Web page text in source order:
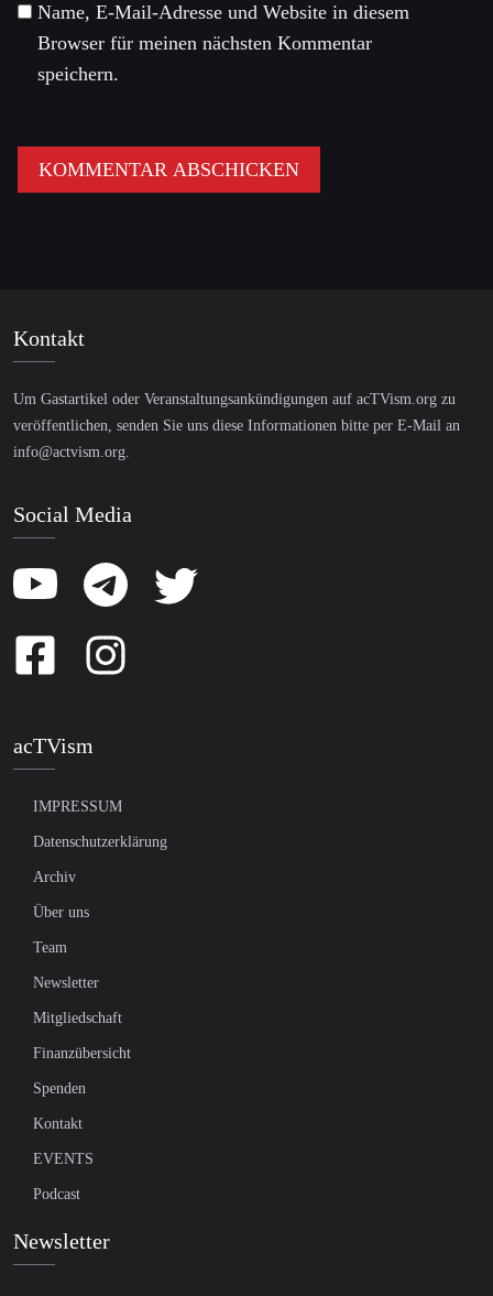
Name, E-Mail-Adresse und Website in diesem
Browser für meinen nächsten Kommentar
speichern.
Kontakt
Um Gastartikel oder Veranstaltungsankündigungen auf acTVism.org zu
veröffentlichen, senden Sie uns diese Informationen bitte per E-Mail an
info@actvism.org.
Social Media
acTVism
IMPRESSUM
Datenschutzerklärung
Archiv
Über uns
Team
Newsletter
Mitgliedschaft
Finanzübersicht
Spenden
Kontakt
EVENTS
Podcast
Newsletter